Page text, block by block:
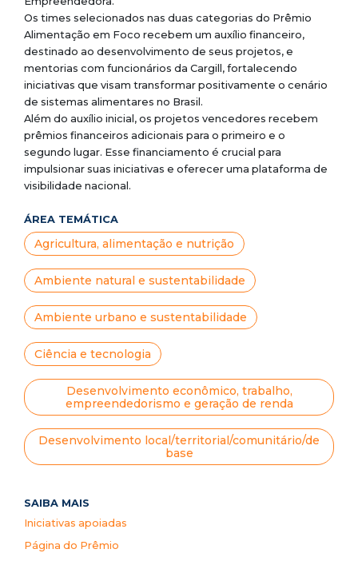
Os times selecionados nas duas categorias do Prêmio
Alimentação em Foco recebem um auxílio financeiro,
destinado ao desenvolvimento de seus projetos, e
mentorias com funcionários da Cargill, fortalecendo
iniciativas que visam transformar positivamente o cenário
de sistemas alimentares no Brasil.
Além do auxílio inicial, os projetos vencedores recebem
prêmios financeiros adicionais para o primeiro e o
segundo lugar. Esse financiamento é crucial para
impulsionar suas iniciativas e oferecer uma plataforma de
visibilidade nacional.
ÁREA TEMÁTICA
Agricultura, alimentação e nutrição
Ambiente natural e sustentabilidade
Ambiente urbano e sustentabilidade
Ciência e tecnologia
Desenvolvimento econômico, trabalho,
empreendedorismo e geração de renda
Desenvolvimento local/territorial/comunitário/de
base
SAIBA MAIS
Iniciativas apoiadas
Página do Prêmio